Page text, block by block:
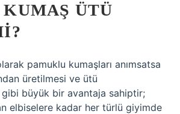
ÜTÜ
pamuklu kumaşları anımsatsa
üretilmesi ve ütü
büyük bir avantaja sahiptir;
elbiselere kadar her türlü giyimde